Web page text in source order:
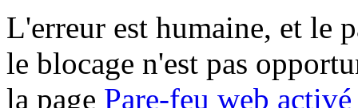
L'erreur est humaine, et le
le blocage n'est pas
la page Pare-feu web activé